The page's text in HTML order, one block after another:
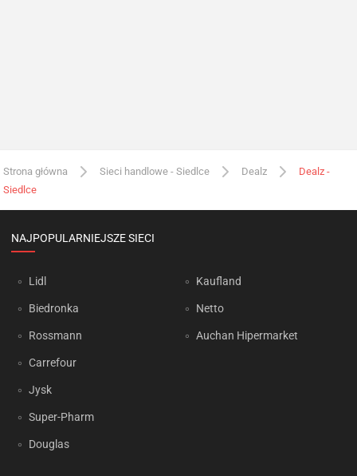
Strona główna Sieci handlowe - Siedlce Dealz
Dealz -
Siedlce
NAJPOPULARNIEJSZE SIECI
Lidl
Biedronka
Rossmann
Carrefour
Jysk
Super-Pharm
Douglas
Kaufland
Netto
Auchan Hipermarket